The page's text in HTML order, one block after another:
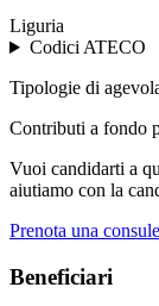
Liguria
Codici ATECO
Tipologie di
Contributi a fondo
Vuoi candidarti a
aiutiamo con la
Prenota una
Beneficiari